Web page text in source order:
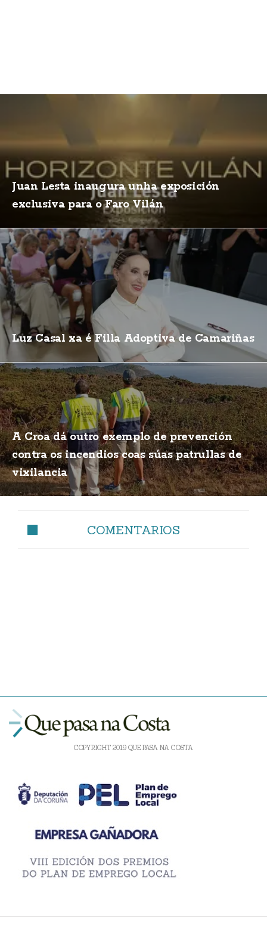
Juan Lesta inaugura unha exposición
exclusiva para o Faro Vilán
Luz Casal xa é Filla Adoptiva de Camariñas
A Croa dá outro exemplo de prevención
contra os incendios coas súas patrullas de
vixilancia
COMENTARIOS
COPYRIGHT 2019 QUE PASA NA COSTA